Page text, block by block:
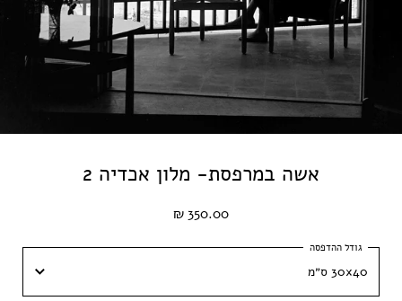
אשה במרפסת- מלון אכדיה 2
350.00 ₪
30x40 ס״מ